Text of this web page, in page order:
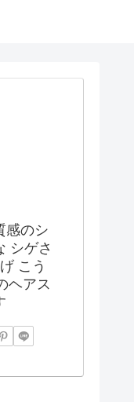
感のシ
シゲさ
こう
ヘアス